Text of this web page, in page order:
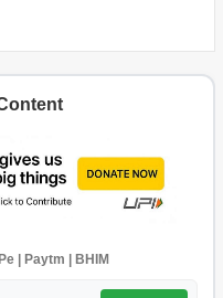
| Paytm | BHIM